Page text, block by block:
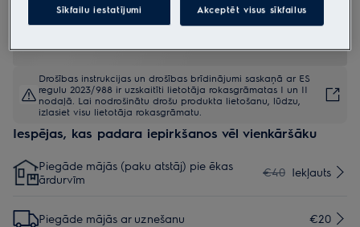
Drošības instrukcijas un drošības brīdinājumi saskaņā ar ES
regulu 2023/988 ir uzskaitīti lietotāja rokasgrāmatas I un II
nodaļā. Lai nodrošinātu drošu produkta lietošanu, lūdzu,
izlasiet visu lietotāja rokasgrāmatu.
Iespējas, kas padara iepirkšanos vēl vienkāršāku
Piegāde mājās (paku atstāj) pie ēkas
ārdurvīm
€40 Iekļauts
Piegāde mājās ar uznešanu €20
Sīkfailu iestatījumi Akceptēt visus sīkfailus